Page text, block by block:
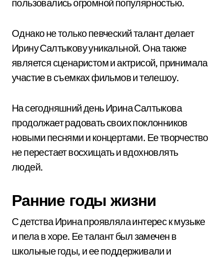
пользовались огромной популярностью.
Однако не только певческий талант делает
Ирину Салтыкову уникальной. Она также
является сценаристом и актрисой, принимала
участие в съемках фильмов и телешоу.
На сегодняшний день Ирина Салтыкова
продолжает радовать своих поклонников
новыми песнями и концертами. Ее творчество
не перестает восхищать и вдохновлять
людей.
Ранние годы жизни
С детства Ирина проявляла интерес к музыке
и пела в хоре. Ее талант был замечен в
школьные годы, и ее поддерживали и